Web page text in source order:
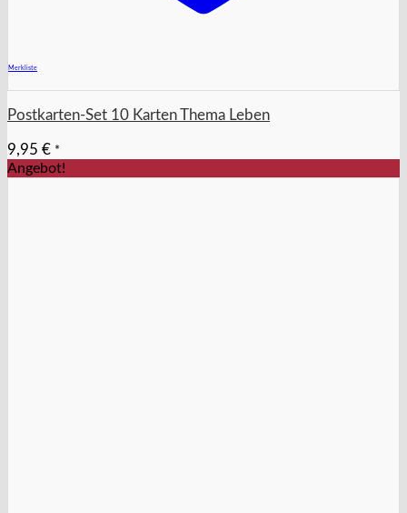
Merkliste
Postkarten-Set 10 Karten Thema Leben
9,95 € *
Angebot!